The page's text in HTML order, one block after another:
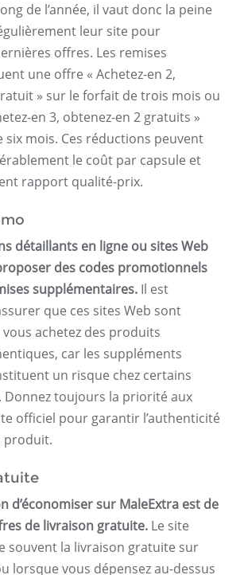
de l’année, il vaut donc la peine
leur site pour
offres. Les remises
une offre « Achetez-en 2,
» sur le forfait de trois mois ou
en 3, obtenez-en 2 gratuits »
six mois. Ces réductions peuvent
le coût par capsule et
rapport qualité-prix.
détaillants en ligne ou sites Web
des codes promotionnels
supplémentaires. Il est
que ces sites Web sont
achetez des produits
car les suppléments
un risque chez certains
Donnez toujours la priorité aux
officiel pour garantir l’authenticité
produit.
d’économiser sur MaleExtra est de
de livraison gratuite. Le site
souvent la livraison gratuite sur
lorsque vous dépensez au-dessus